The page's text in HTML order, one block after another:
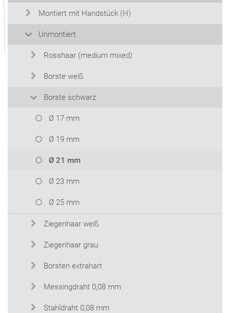
Montiert mit Handstück (H)
Unmontiert
Rosshaar (medium mixed)
Borste weiß
Borste schwarz
Ø 17 mm
Ø 19 mm
Ø 21 mm
Ø 23 mm
Ø 25 mm
Ziegenhaar weiß
Ziegenhaar grau
Borsten extrahart
Messingdraht 0,08 mm
Stahldraht 0,08 mm